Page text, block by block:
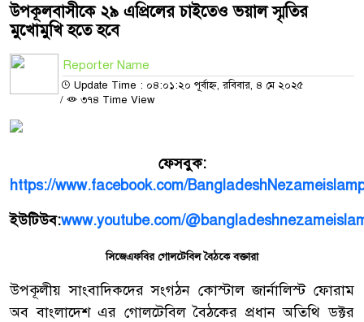
উপকূলবাসীকে ২৯ এপ্রিলের চাইতেও ভয়াল স্মৃতির
মুখোমুখি হতে হবে
Reporter Name
Update Time : ০৪:০১:২০ পূর্বাহ্ন, রবিবার, ৪ মে ২০২৫
/
৩৭৪ Time View
ফেসবুক:
https://www.facebook.com/
ইউটিউব:www.youtube.com/
সিজেএফবির গোলটেবিল বৈঠকে বক্তারা
উপকূলীয় সাংবাদিকদের সংগঠন কোস্টাল জার্নালিস্ট ফোরাম
অব বাংলাদেশ এর গোলটেবিল বৈঠকের প্রধান অতিথি ডক্টর